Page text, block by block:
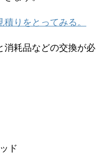
りをとってみる。
消耗品などの交換が必
ド